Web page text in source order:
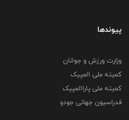
پیوندها
وزارت ورزش و جوانان
کمیته ملی المپیک
کمیته ملی پاراالمپیک
فدراسیون جهانی جودو